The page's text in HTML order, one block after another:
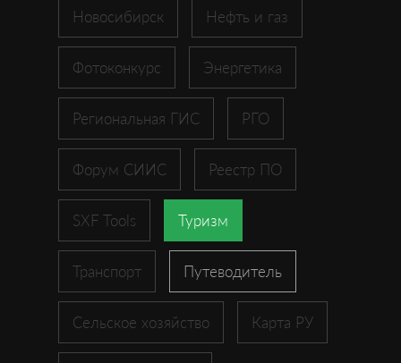
Новосибирск Нефть и газ
Фотоконкурс Энергетика
Региональная ГИС РГО
Форум СИИС Реестр ПО
SXF Tools Туризм
Транспорт Путеводитель
Сельское хозяйство Карта РУ